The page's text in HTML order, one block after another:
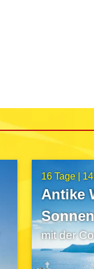
16 Tage |
Antike
erleben
mit der